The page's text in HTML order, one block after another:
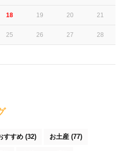
18 19 20 21
25 26 27 28
すすめ (32) お土産 (77)